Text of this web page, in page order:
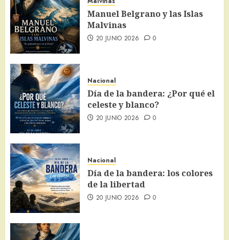
Manuel Belgrano y las Islas
Malvinas
20 JUNIO 2026 0
Nacional
Día de la bandera: ¿Por qué el
celeste y blanco?
20 JUNIO 2026 0
Nacional
Día de la bandera: los colores
de la libertad
20 JUNIO 2026 0